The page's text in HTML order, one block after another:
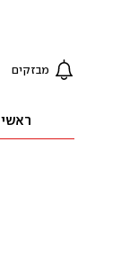
מבזקים
ראשי